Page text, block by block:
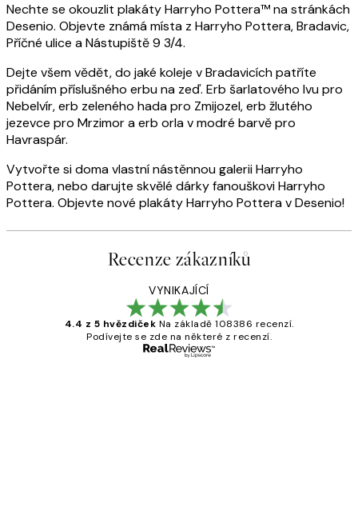
Nechte se okouzlit plakáty Harryho Pottera™ na stránkách
Desenio. Objevte známá místa z Harryho Pottera, Bradavic,
Příčné ulice a Nástupiště 9 3/4.
Dejte všem vědět, do jaké koleje v Bradavicích patříte
přidáním příslušného erbu na zeď. Erb šarlatového lvu pro
Nebelvír, erb zeleného hada pro Zmijozel, erb žlutého
jezevce pro Mrzimor a erb orla v modré barvě pro
Havraspár.
Vytvořte si doma vlastní nástěnnou galerii Harryho
Pottera, nebo darujte skvělé dárky fanouškovi Harryho
Pottera. Objevte nové plakáty Harryho Pottera v Desenio!
Recenze zákazníků
VYNIKAJÍCÍ
4.4 z 5 hvězdiček Na základě 108386 recenzí.
Podívejte se zde na některé z recenzí.